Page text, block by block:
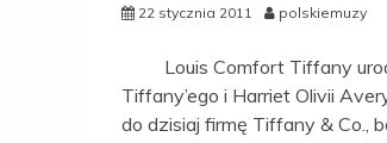
22 stycznia 2011 polskiemuzy
Louis Comfort Tiffany
Tiffany’ego i Harriet Olivii
do dzisiaj firmę Tiffany & Co.,